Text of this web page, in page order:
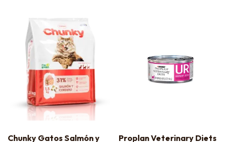
Chunky Gatos Salmón y
Proplan Veterinary Diets